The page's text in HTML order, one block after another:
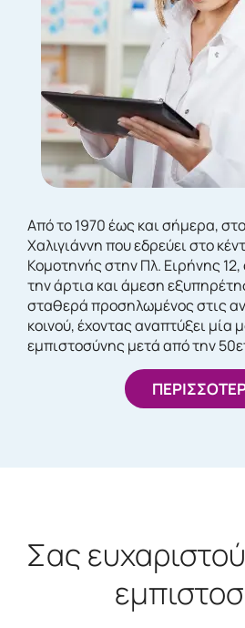
Από το 1970 έως και σήμερα,
Χαλιγιάννη που εδρεύει στο
Κομοτηνής στην Πλ. Ειρήνης 12,
την άρτια και άμεση
σταθερά προσηλωμένος στις
κοινού, έχοντας αναπτύξει μία
εμπιστοσύνης μετά από την
Σας